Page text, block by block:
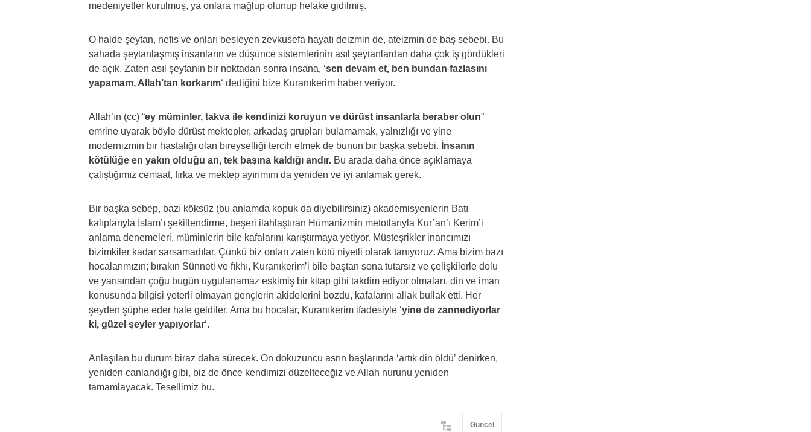
medeniyetler kurulmuş, ya onlara mağlup olunup helake gidilmiş.
O halde şeytan, nefis ve onları besleyen zevkusefa hayatı deizmin de, ateizmin de baş sebebi. Bu
sahada şeytanlaşmış insanların ve düşünce sistemlerinin asıl şeytanlardan daha çok iş gördükleri
de açık. Zaten asıl şeytanın bir noktadan sonra insana, ‘sen devam et, ben bundan fazlasını
yapamam, Allah’tan korkarım‘ dediğini bize Kuranıkerim haber veriyor.
Allah’ın (cc) “ey müminler, takva ile kendinizi koruyun ve dürüst insanlarla beraber olun”
emrine uyarak böyle dürüst mektepler, arkadaş grupları bulamamak, yalnızlığı ve yine
modernizmin bir hastalığı olan bireyselliği tercih etmek de bunun bir başka sebebi. İnsanın
kötülüğe en yakın olduğu an, tek başına kaldığı andır. Bu arada daha önce açıklamaya
çalıştığımız cemaat, fırka ve mektep ayırımını da yeniden ve iyi anlamak gerek.
Bir başka sebep, bazı köksüz (bu anlamda kopuk da diyebilirsiniz) akademisyenlerin Batı
kalıplarıyla İslam’ı şekillendirme, beşeri ilahlaştıran Hümanizmin metotlarıyla Kur’an’ı Kerim’i
anlama denemeleri, müminlerin bile kafalarını karıştırmaya yetiyor. Müsteşrikler inancımızı
bizimkiler kadar sarsamadılar. Çünkü biz onları zaten kötü niyetli olarak tanıyoruz. Ama bizim bazı
hocalarımızın; bırakın Sünneti ve fıkhı, Kuranıkerim’i bile baştan sona tutarsız ve çelişkilerle dolu
ve yarısından çoğu bugün uygulanamaz eskimiş bir kitap gibi takdim ediyor olmaları, din ve iman
konusunda bilgisi yeterli olmayan gençlerin akidelerini bozdu, kafalarını allak bullak etti. Her
şeyden şüphe eder hale geldiler. Ama bu hocalar, Kuranıkerim ifadesiyle ‘yine de zannediyorlar
ki, güzel şeyler yapıyorlar‘.
Anlaşılan bu durum biraz daha sürecek. On dokuzuncu asrın başlarında ‘artık din öldü’ denirken,
yeniden canlandığı gibi, biz de önce kendimizi düzelteceğiz ve Allah nurunu yeniden
tamamlayacak. Tesellimiz bu.
Güncel